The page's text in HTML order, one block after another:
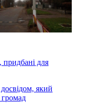
придбані для
який
громад